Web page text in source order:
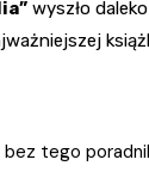
wyszło
tego